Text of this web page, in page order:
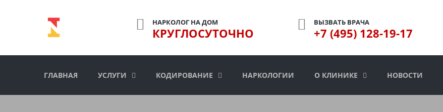
НАРКОЛОГ НА ДОМ
КРУГЛОСУТОЧНО
ВЫЗВАТЬ ВРАЧА
+7 (495) 128-19-17
ГЛАВНАЯ УСЛУГИ КОДИРОВАНИЕ НАРКОЛОГИИ О КЛИНИКЕ НОВОСТИ